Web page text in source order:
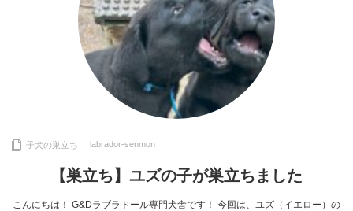
子犬の巣立ち labrador-senmon
【巣立ち】ユズの子が巣立ちました
こんにちは！ G&Dラブラドール専門犬舎です！ 今回は、ユズ（イエロー）の